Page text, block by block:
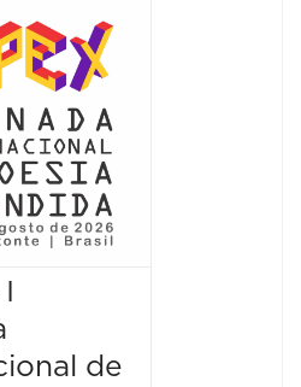
de